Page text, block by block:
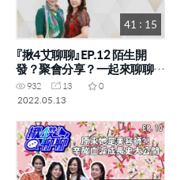
41 : 15
『揪4艾聊聊』EP.12 陌生開
發？聚會分享？一起來聊聊分
享技巧 (李寶敏STM 林儷芬
SRM)
932 13
0
2022.05.13